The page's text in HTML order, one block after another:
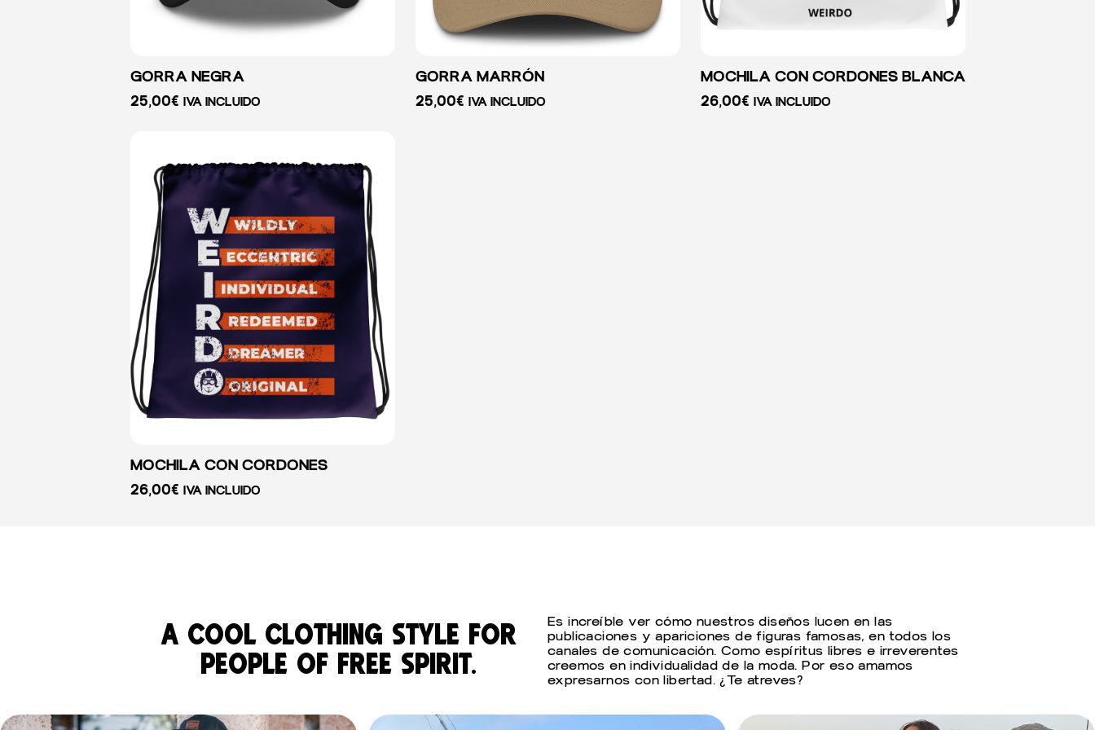
GORRA NEGRA
25,00€ IVA INCLUIDO
GORRA MARRÓN
25,00€ IVA INCLUIDO
MOCHILA CON CORDONES BLANCA
26,00€ IVA INCLUIDO
MOCHILA CON CORDONES
26,00€ IVA INCLUIDO
a cool clothing style for
people of free spirit.
Es increíble ver cómo nuestros diseños lucen en las
publicaciones y apariciones de figuras famosas, en todos los
canales de comunicación. Como espíritus libres e irreverentes
creemos en individualidad de la moda. Por eso amamos
expresarnos con libertad. ¿Te atreves?